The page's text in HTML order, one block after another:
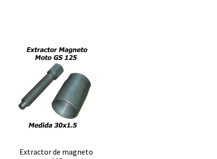
Extractor de magneto